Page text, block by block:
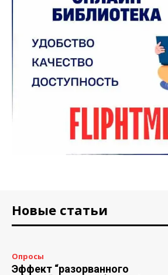
Новые статьи
Опросы
Эффект “разорванного